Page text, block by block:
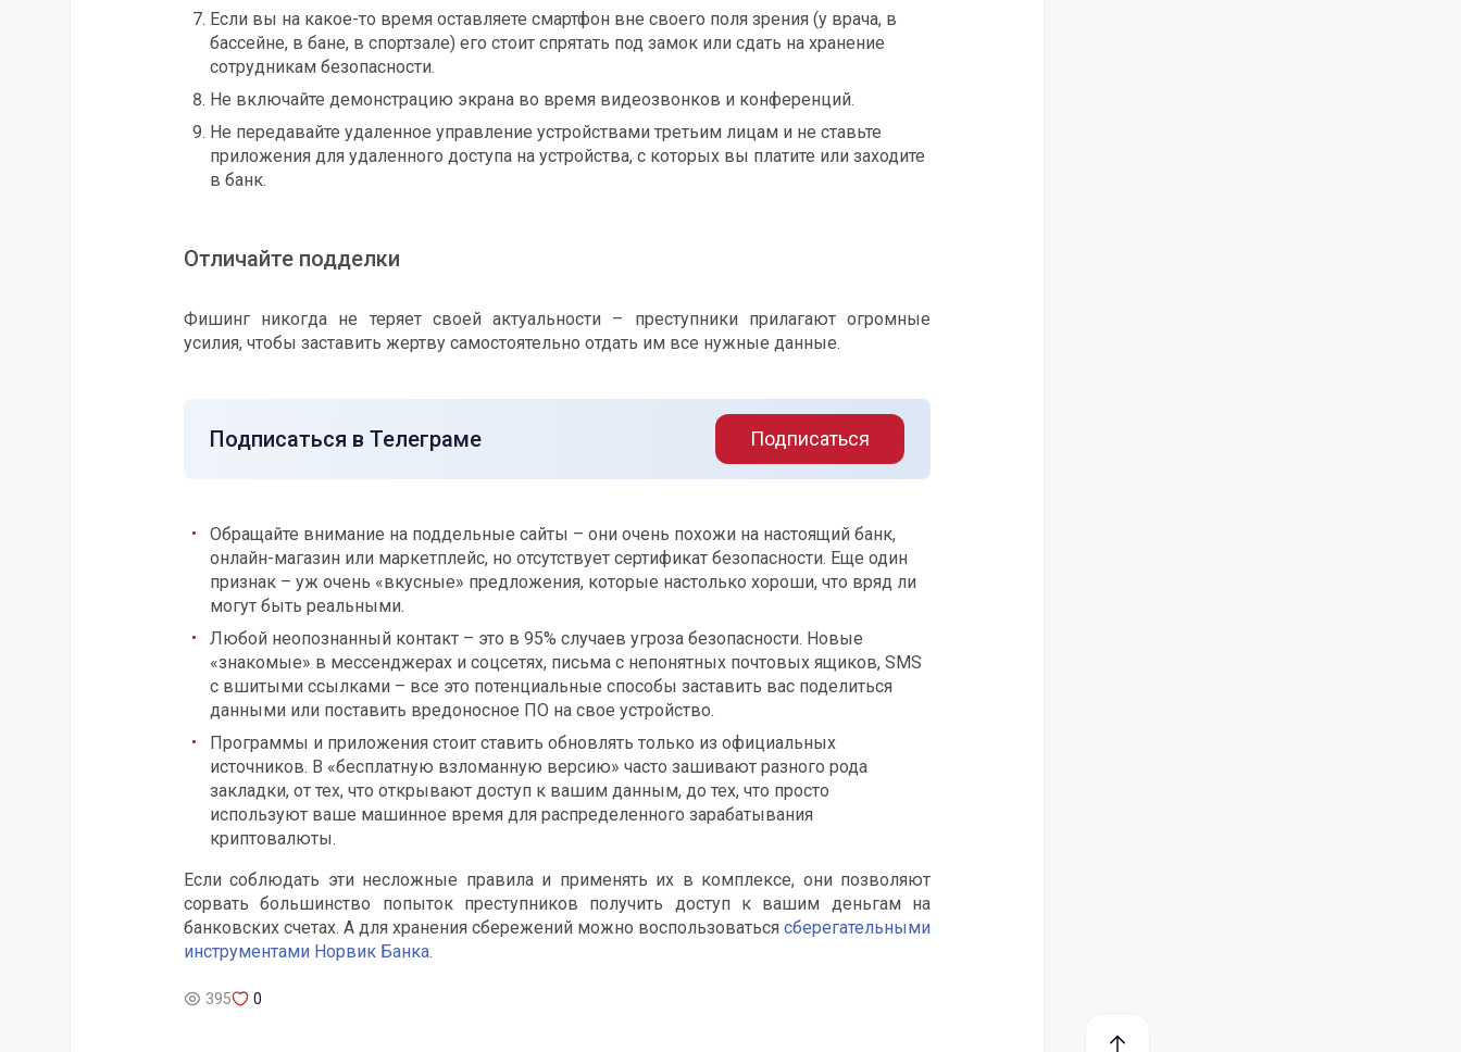
Если вы на какое-то время оставляете смартфон вне своего поля зрения (у врача, в
бассейне, в бане, в спортзале) его стоит спрятать под замок или сдать на хранение
сотрудникам безопасности.
Не включайте демонстрацию экрана во время видеозвонков и конференций.
Не передавайте удаленное управление устройствами третьим лицам и не ставьте
приложения для удаленного доступа на устройства, с которых вы платите или заходите
в банк.
Отличайте подделки
Фишинг никогда не теряет своей актуальности – преступники прилагают огромные
усилия, чтобы заставить жертву самостоятельно отдать им все нужные данные.
Подписаться в Телеграме Подписаться
Обращайте внимание на поддельные сайты – они очень похожи на настоящий банк,
онлайн-магазин или маркетплейс, но отсутствует сертификат безопасности. Еще один
признак – уж очень «вкусные» предложения, которые настолько хороши, что вряд ли
могут быть реальными.
Любой неопознанный контакт – это в 95% случаев угроза безопасности. Новые
«знакомые» в мессенджерах и соцсетях, письма с непонятных почтовых ящиков, SMS
с вшитыми ссылками – все это потенциальные способы заставить вас поделиться
данными или поставить вредоносное ПО на свое устройство.
Программы и приложения стоит ставить обновлять только из официальных
источников. В «бесплатную взломанную версию» часто зашивают разного рода
закладки, от тех, что открывают доступ к вашим данным, до тех, что просто
используют ваше машинное время для распределенного зарабатывания
криптовалюты.
Если соблюдать эти несложные правила и применять их в комплексе, они позволяют
сорвать большинство попыток преступников получить доступ к вашим деньгам на
банковских счетах. А для хранения сбережений можно воспользоваться сберегательными
инструментами Норвик Банка.
395 0